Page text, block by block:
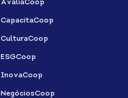
AvaliaCoop
CapacitaCoop
CulturaCoop
ESGCoop
InovaCoop
NegóciosCoop